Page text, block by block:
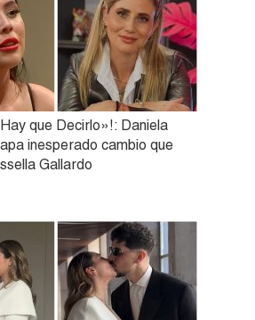
que Decirlo»!: Daniela
inesperado cambio que
Gallardo